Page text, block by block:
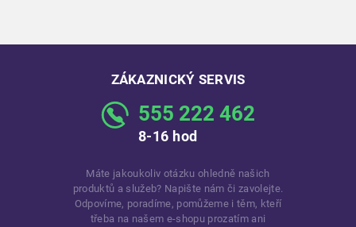
ZÁKAZNICKÝ SERVIS
555 222 462
8-16 hod
Máte jakoukoliv otázku ohledně našich
produktů a služeb? Napište nám či zavolejte.
Odpovíme, poradíme, pomůžeme i těm, kteří
třeba na našem e-shopu prozatím ani